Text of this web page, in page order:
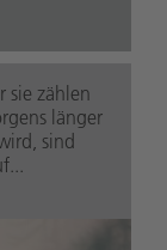
sie zählen
länger
sind